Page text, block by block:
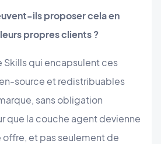
ils proposer cela en
propres clients ?
Skills qui encapsulent ces
source et redistribuables
sans obligation
que la couche agent devienne
offre, et pas seulement de